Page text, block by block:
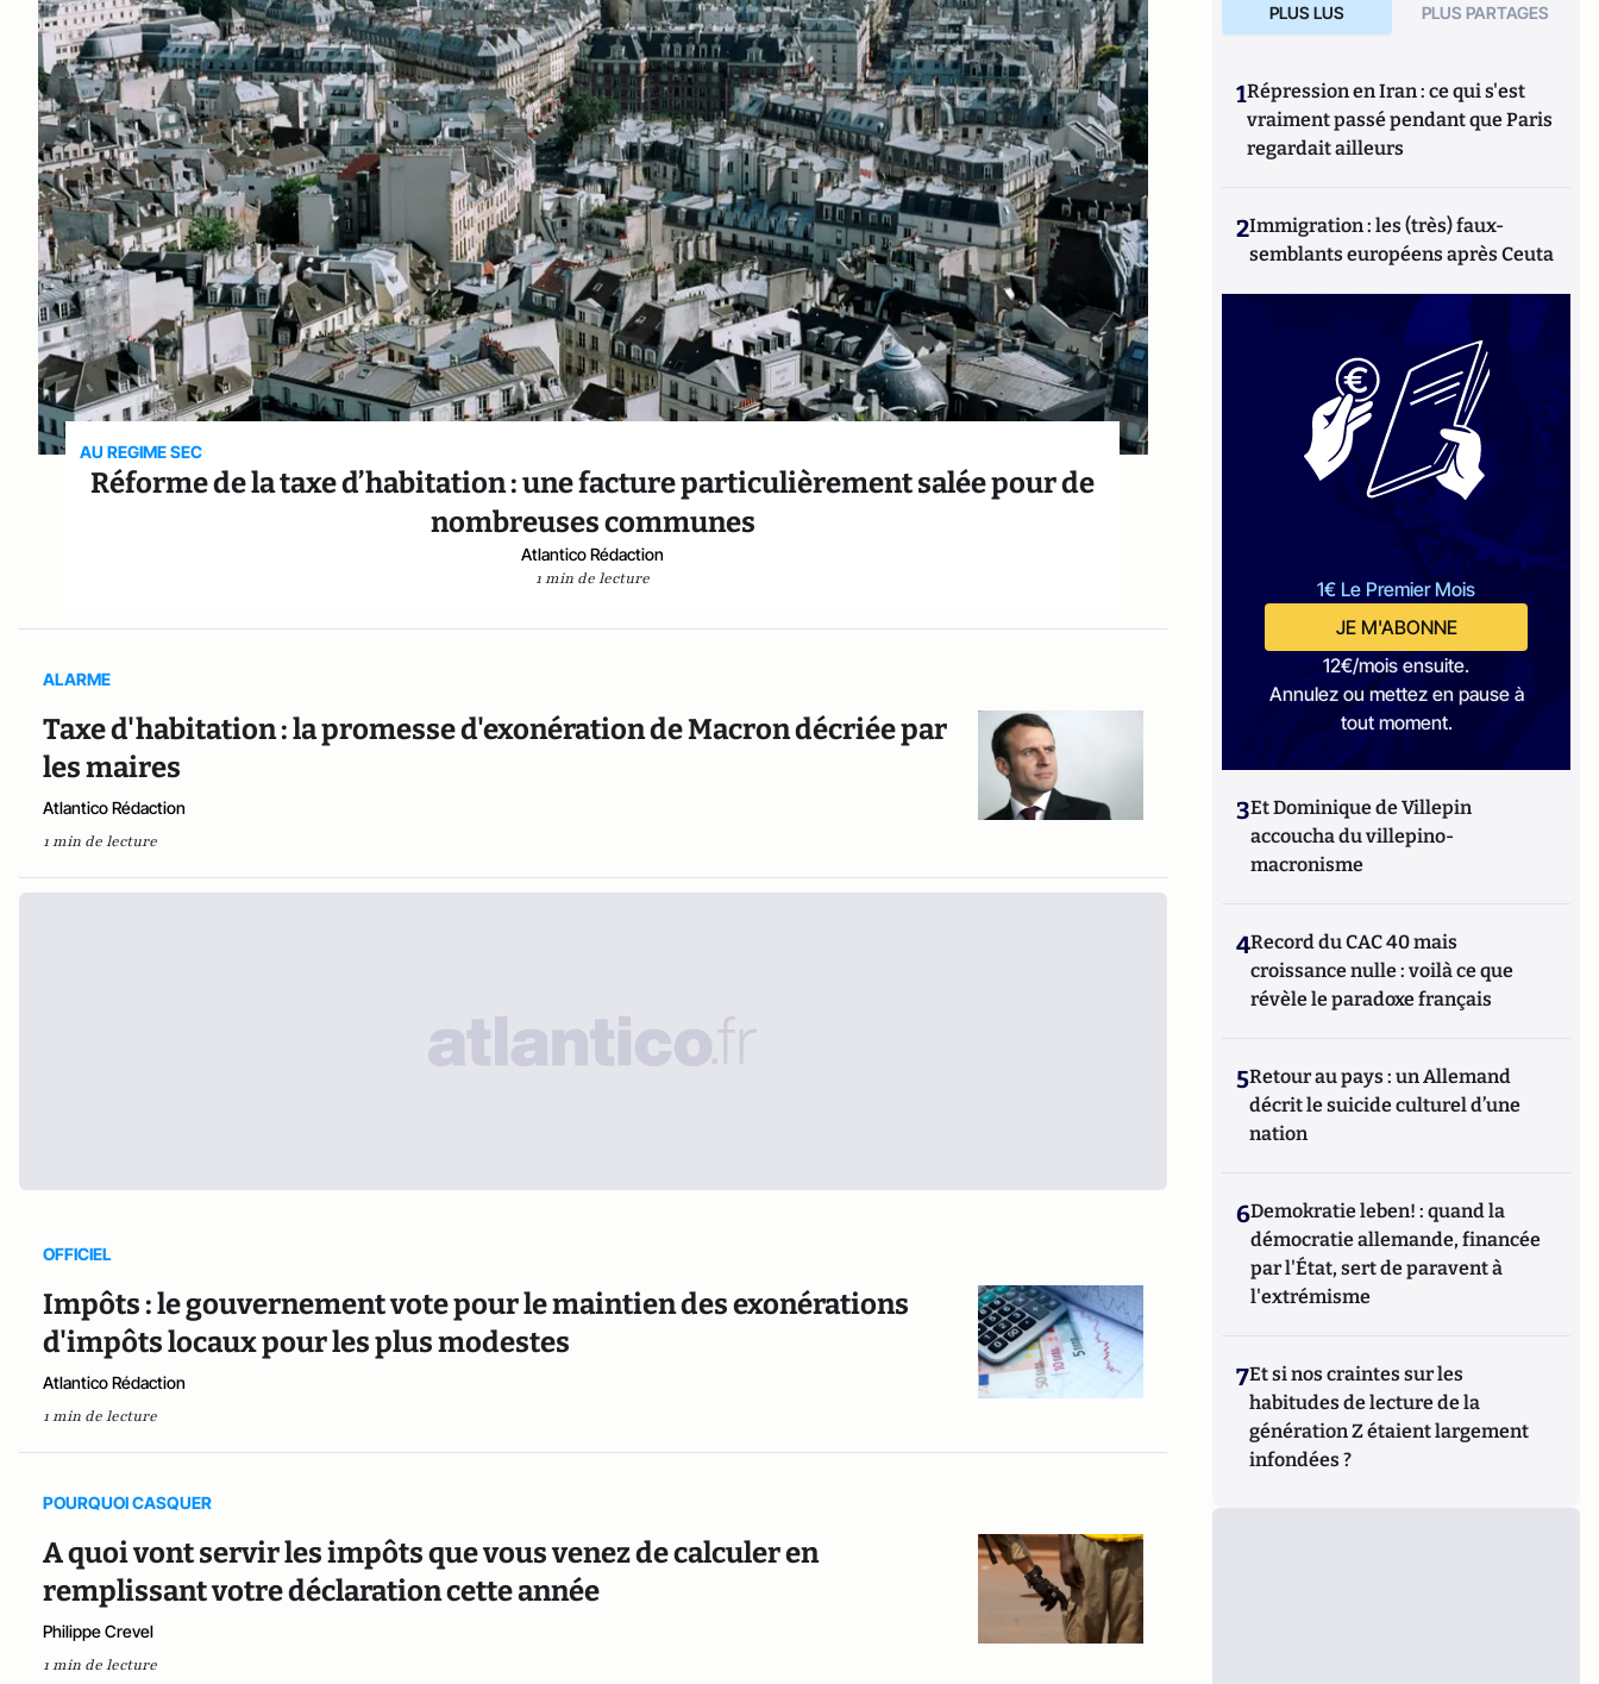
AU REGIME SEC
Réforme de la taxe d’habitation : une facture particulièrement salée pour de
nombreuses communes
Atlantico Rédaction
1 min de lecture
ALARME
Taxe d'habitation : la promesse d'exonération de Macron décriée par
les maires
Atlantico Rédaction
1 min de lecture
OFFICIEL
Impôts : le gouvernement vote pour le maintien des exonérations
d'impôts locaux pour les plus modestes
Atlantico Rédaction
1 min de lecture
POURQUOI CASQUER
A quoi vont servir les impôts que vous venez de calculer en
remplissant votre déclaration cette année
Philippe Crevel
1 min de lecture
PLUS LUS PLUS PARTAGES
1Répression en Iran : ce qui s'est
vraiment passé pendant que Paris
regardait ailleurs
2Immigration : les (très) faux-
semblants européens après Ceuta
1€ Le Premier Mois
JE M'ABONNE
12€/mois ensuite.
Annulez ou mettez en pause à
tout moment.
3Et Dominique de Villepin
accoucha du villepino-
macronisme
4Record du CAC 40 mais
croissance nulle : voilà ce que
révèle le paradoxe français
5Retour au pays : un Allemand
décrit le suicide culturel d’une
nation
6Demokratie leben! : quand la
démocratie allemande, financée
par l'État, sert de paravent à
l'extrémisme
7Et si nos craintes sur les
habitudes de lecture de la
génération Z étaient largement
infondées ?